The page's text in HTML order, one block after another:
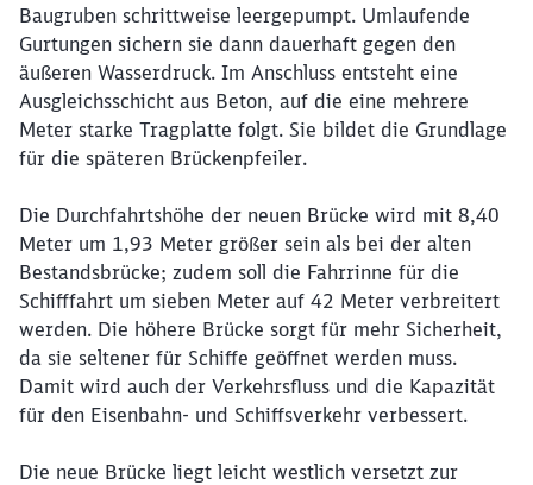
Baugruben schrittweise leergepumpt. Umlaufende
Gurtungen sichern sie dann dauerhaft gegen den
äußeren Wasserdruck. Im Anschluss entsteht eine
Ausgleichsschicht aus Beton, auf die eine mehrere
Meter starke Tragplatte folgt. Sie bildet die Grundlage
für die späteren Brückenpfeiler.
Die Durchfahrtshöhe der neuen Brücke wird mit 8,40
Meter um 1,93 Meter größer sein als bei der alten
Bestandsbrücke; zudem soll die Fahrrinne für die
Schifffahrt um sieben Meter auf 42 Meter verbreitert
werden. Die höhere Brücke sorgt für mehr Sicherheit,
da sie seltener für Schiffe geöffnet werden muss.
Damit wird auch der Verkehrsfluss und die Kapazität
für den Eisenbahn- und Schiffsverkehr verbessert.
Die neue Brücke liegt leicht westlich versetzt zur